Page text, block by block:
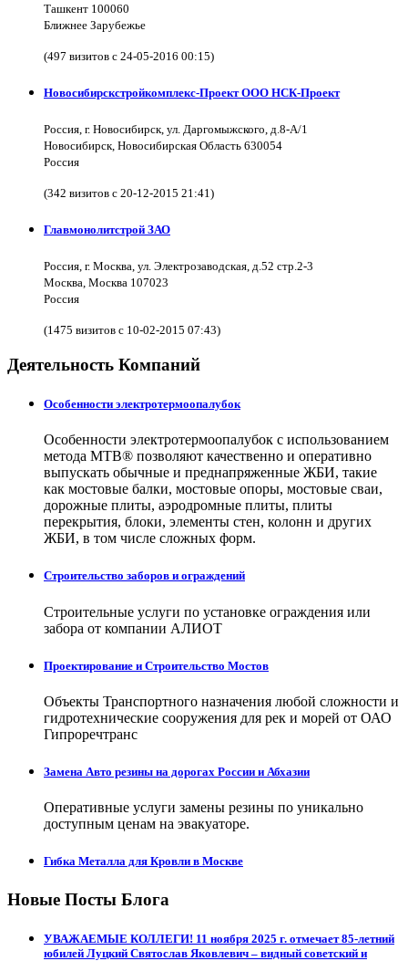
Ташкент 100060
Ближнее Зарубежье
(497 визитов с 24-05-2016 00:15)
Новосибирскстройкомплекс-Проект ООО НСК-Проект
Россия, г. Новосибирск, ул. Даргомыжского, д.8-А/1
Новосибирск, Новосибирская Область 630054
Россия
(342 визитов с 20-12-2015 21:41)
Главмонолитстрой ЗАО
Россия, г. Москва, ул. Электрозаводская, д.52 стр.2-3
Москва, Москва 107023
Россия
(1475 визитов с 10-02-2015 07:43)
Деятельность Компаний
Особенности электротермоопалубок
Особенности электротермоопалубок с использованием
метода МТВ® позволяют качественно и оперативно
выпускать обычные и преднапряженные ЖБИ, такие
как мостовые балки, мостовые опоры, мостовые сваи,
дорожные плиты, аэродромные плиты, плиты
перекрытия, блоки, элементы стен, колонн и других
ЖБИ, в том числе сложных форм.
Строительство заборов и ограждений
Строительные услуги по установке ограждения или
забора от компании АЛИОТ
Проектирование и Строительство Мостов
Объекты Транспортного назначения любой сложности и
гидротехнические сооружения для рек и морей от ОАО
Гипроречтранс
Замена Авто резины на дорогах России и Абхазии
Оперативные услуги замены резины по уникально
доступным ценам на эвакуаторе.
Гибка Металла для Кровли в Москве
Новые Посты Блога
УВАЖАЕМЫЕ КОЛЛЕГИ! 11 ноября 2025 г. отмечает 85-летний
юбилей Луцкий Святослав Яковлевич – видный советский и